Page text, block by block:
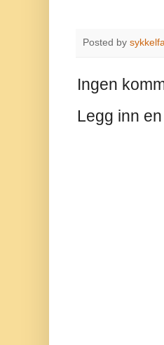
Posted by
Ingen
Legg inn